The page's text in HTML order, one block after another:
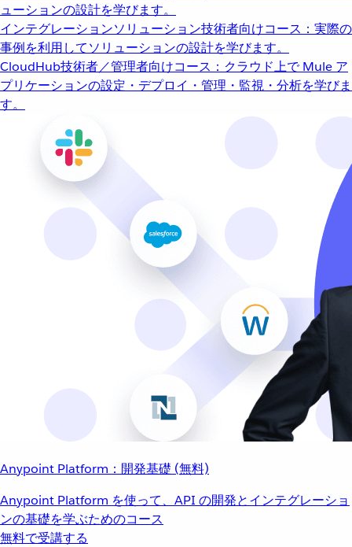
ューションの設計を学びます。
インテグレーションソリューション技術者向けコース：実際の
事例を利用してソリューションの設計を学びます。
CloudHub技術者／管理者向けコース：クラウド上で Mule ア
プリケーションの設定・デプロイ・管理・監視・分析を学びま
す。
Anypoint Platform：開発基礎 (無料)
Anypoint Platform を使って、API の開発とインテグレーショ
ンの基礎を学ぶためのコース
無料で受講する